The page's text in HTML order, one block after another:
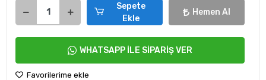
Sepete
Ekle
Hemen Al
WHATSAPP İLE SİPARİŞ VER
Favorilerime ekle